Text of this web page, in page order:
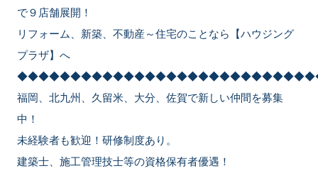
で９店舗展開！
リフォーム、新築、不動産～住宅のことなら【ハウジング
プラザ】へ
福岡、北九州、久留米、大分、佐賀で新しい仲間を募集
中！
未経験者も歓迎！研修制度あり。
建築士、施工管理技士等の資格保有者優遇！